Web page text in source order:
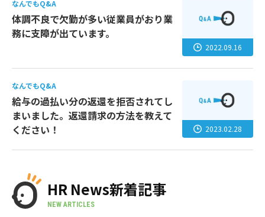
なんでもQ&A
体調不良で欠勤が多い従業員がおり業
務に支障が出ています。
2022.09.16
なんでもQ&A
給与の過払い分の返還を拒否されてし
まいました。返還請求の方法を教えて
ください！
2023.02.28
HR News新着記事
NEW ARTICLES